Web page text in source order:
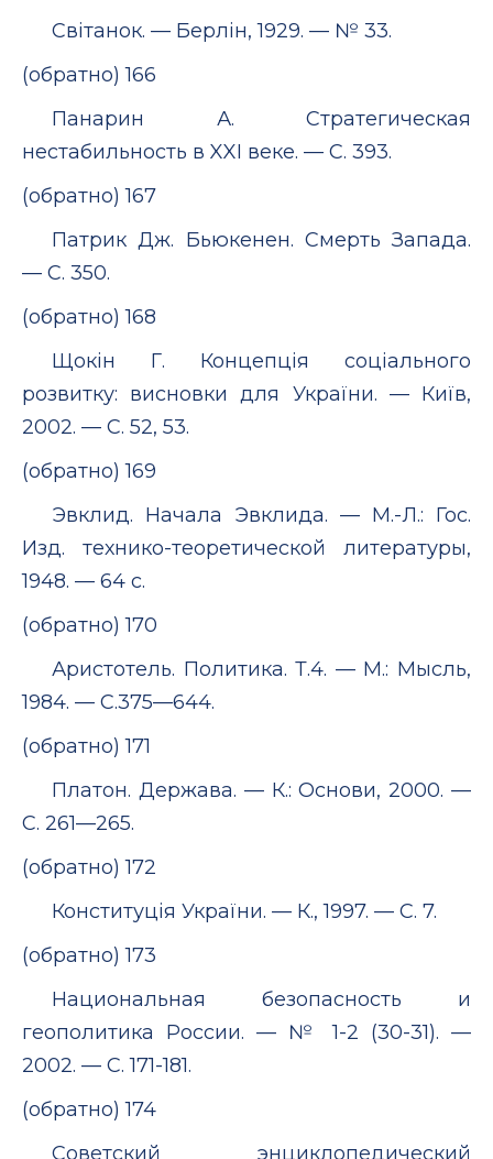
Світанок. — Берлін, 1929. — № 33.
(обратно) 166
Панарин А. Стратегическая
нестабильность в XXI веке. — С. 393.
(обратно) 167
Патрик Дж. Бьюкенен. Смерть Запада.
— С. 350.
(обратно) 168
Щокін Г. Концепція соціального
розвитку: висновки для України. — Київ,
2002. — С. 52, 53.
(обратно) 169
Эвклид. Начала Эвклида. — М.-Л.: Гос.
Изд. технико-теоретической литературы,
1948. — 64 с.
(обратно) 170
Аристотель. Политика. Т.4. — М.: Мысль,
1984. — С.375—644.
(обратно) 171
Платон. Держава. — К.: Основи, 2000. —
С. 261—265.
(обратно) 172
Конституція України. — К., 1997. — С. 7.
(обратно) 173
Национальная безопасность и
геополитика России. — № 1-2 (30-31). —
2002. — С. 171-181.
(обратно) 174
Советский энциклопедический